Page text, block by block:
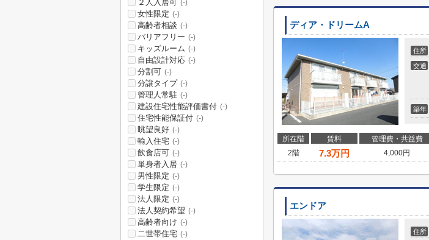
ディア・ドリームA
住所
交通
築年
所在階 賃料 管理費・共益費
2階
7.3万円 4,000円
エンドア
住所
２人入居可 (-)
女性限定 (-)
高齢者相談 (-)
バリアフリー (-)
キッズルーム (-)
自由設計対応 (-)
分割可 (-)
分譲タイプ (-)
管理人常駐 (-)
建設住宅性能評価書付 (-)
住宅性能保証付 (-)
眺望良好 (-)
輸入住宅 (-)
飲食店可 (-)
単身者入居 (-)
男性限定 (-)
学生限定 (-)
法人限定 (-)
法人契約希望 (-)
高齢者向け (-)
二世帯住宅 (-)